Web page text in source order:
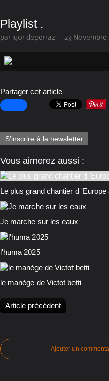
Playlist .
par igor deperraz - 23 Novembre
Partager cet article
S'inscrire à la newsletter
Vous aimerez aussi :
Le plus grand chantier d
Je marche sur les eaux
l'huma 2025
le manège de Victot betti
Article précédent
Ajouter un